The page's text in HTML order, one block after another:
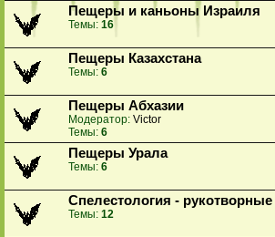
Пещеры и каньоны Израиля
Темы: 16
Пещеры Казахстана
Темы: 6
Пещеры Абхазии
Модератор: Victor
Темы: 6
Пещеры Урала
Темы: 6
Спелестология -
Темы: 12